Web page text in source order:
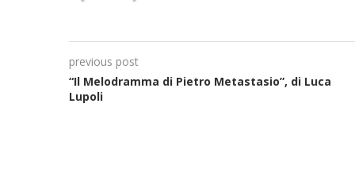
previous post
“Il Melodramma di Pietro Metastasio”, di Luca
Lupoli